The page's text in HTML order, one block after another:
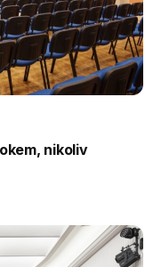
nikoliv